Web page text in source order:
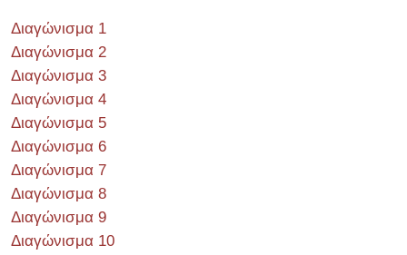
Διαγώνισμα 1
Διαγώνισμα 2
Διαγώνισμα 3
Διαγώνισμα 4
Διαγώνισμα 5
Διαγώνισμα 6
Διαγώνισμα 7
Διαγώνισμα 8
Διαγώνισμα 9
Διαγώνισμα 10